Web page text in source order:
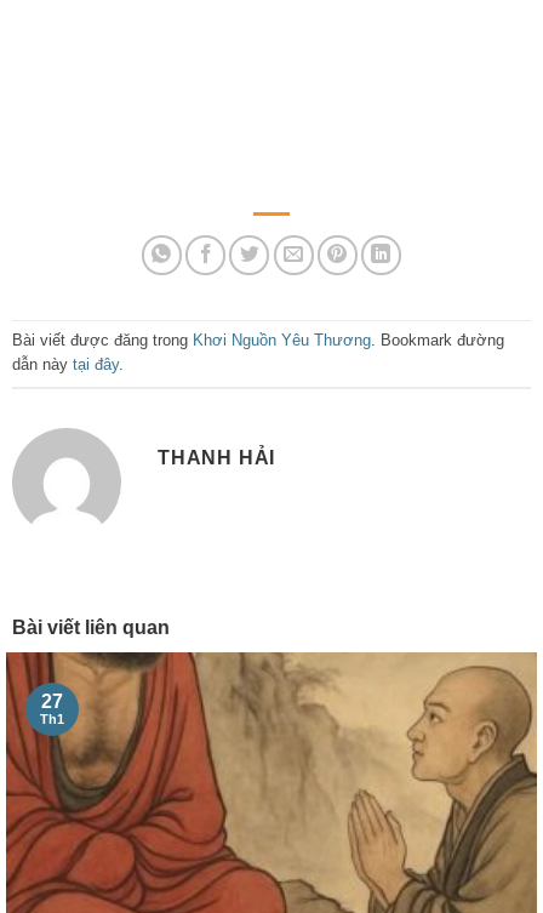
Bài viết được đăng trong Khơi Nguồn Yêu Thương. Bookmark đường
dẫn này tại đây.
THANH HẢI
Bài viết liên quan
27
Th1